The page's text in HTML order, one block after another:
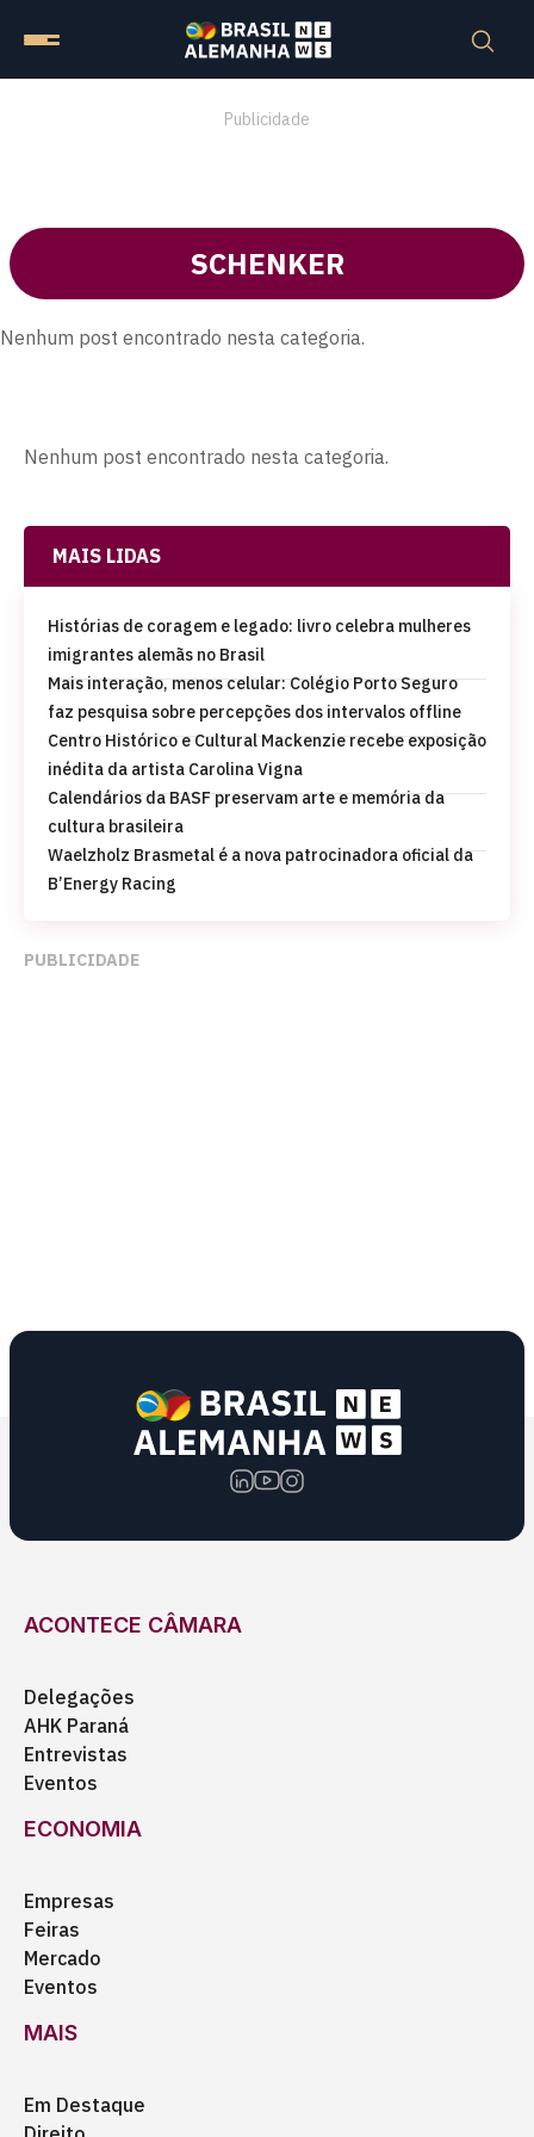
Publicidade
SCHENKER
Nenhum post encontrado nesta categoria.
Nenhum post encontrado nesta categoria.
MAIS LIDAS
Histórias de coragem e legado: livro celebra mulheres
imigrantes alemãs no Brasil
Mais interação, menos celular: Colégio Porto Seguro
faz pesquisa sobre percepções dos intervalos offline
Centro Histórico e Cultural Mackenzie recebe exposição
inédita da artista Carolina Vigna
Calendários da BASF preservam arte e memória da
cultura brasileira
Waelzholz Brasmetal é a nova patrocinadora oficial da
B’Energy Racing
PUBLICIDADE
ACONTECE CÂMARA
Delegações
AHK Paraná
Entrevistas
Eventos
ECONOMIA
Empresas
Feiras
Mercado
Eventos
MAIS
Em Destaque